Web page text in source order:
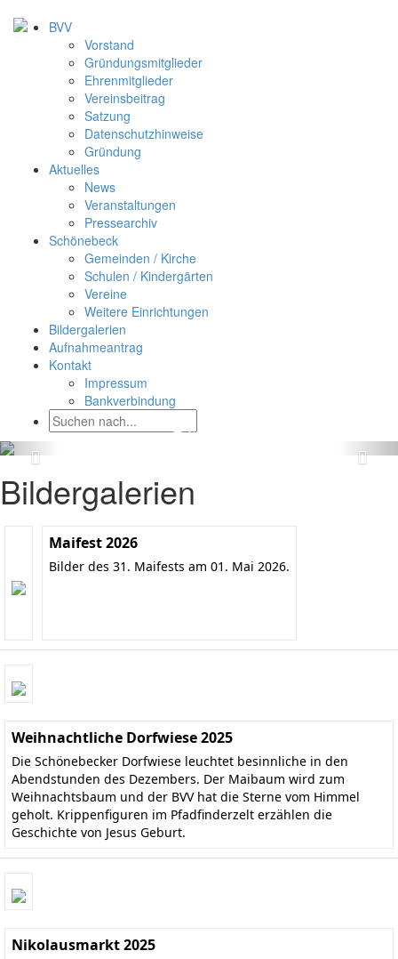
BVV
Vorstand
Gründungsmitglieder
Ehrenmitglieder
Vereinsbeitrag
Satzung
Datenschutzhinweise
Gründung
Aktuelles
News
Veranstaltungen
Pressearchiv
Schönebeck
Gemeinden / Kirche
Schulen / Kindergärten
Vereine
Weitere Einrichtungen
Bildergalerien
Aufnahmeantrag
Kontakt
Impressum
Bankverbindung
Bildergalerien
Maifest 2026
Bilder des 31. Maifests am 01. Mai 2026.
Weihnachtliche Dorfwiese 2025
Die Schönebecker Dorfwiese leuchtet besinnliche in den
Abendstunden des Dezembers. Der Maibaum wird zum
Weihnachtsbaum und der BVV hat die Sterne vom Himmel
geholt. Krippenfiguren im Pfadfinderzelt erzählen die
Geschichte von Jesus Geburt.
Nikolausmarkt 2025